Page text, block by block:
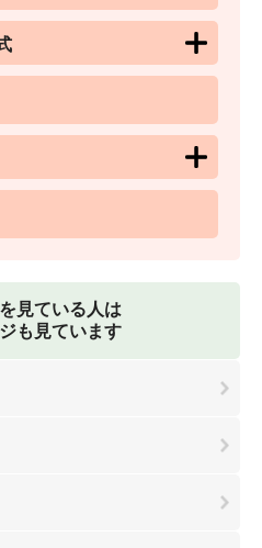
見ている人は
も見ています